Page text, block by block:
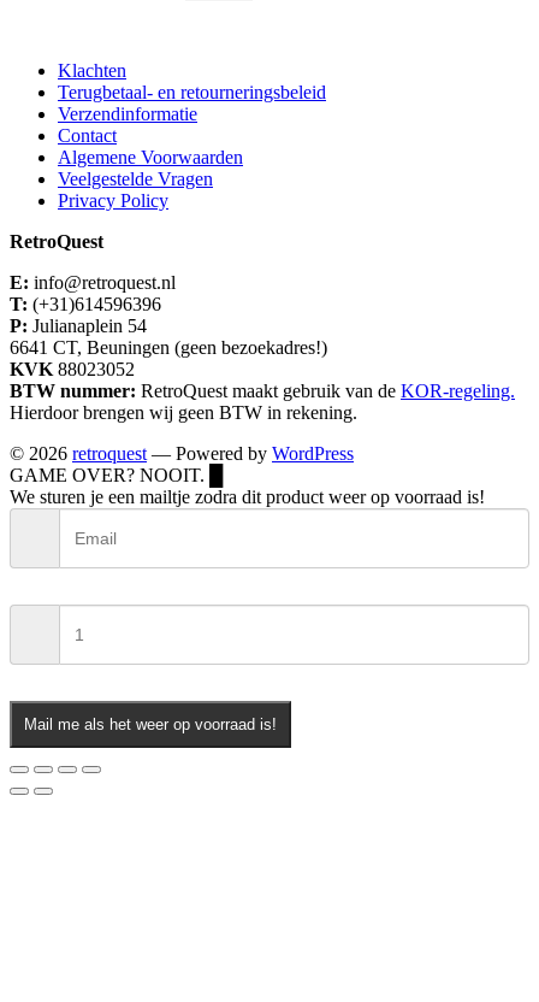
Klachten
Terugbetaal- en retourneringsbeleid
Verzendinformatie
Contact
Algemene Voorwaarden
Veelgestelde Vragen
Privacy Policy
RetroQuest
E: info@retroquest.nl
T: (+31)614596396
P: Julianaplein 54
6641 CT, Beuningen (geen bezoekadres!)
KVK 88023052
BTW nummer: RetroQuest maakt gebruik van de KOR-regeling.
Hierdoor brengen wij geen BTW in rekening.
© 2026 retroquest — Powered by WordPress
GAME OVER? NOOIT.
We sturen je een mailtje zodra dit product weer op voorraad is!
Mail me als het weer op voorraad is!